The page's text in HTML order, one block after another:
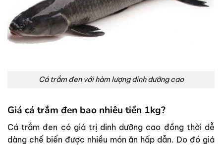
Cá trắm đen với hàm lượng dinh dưỡng cao
Giá cá trắm đen bao nhiêu tiền 1kg?
Cá trắm đen có giá trị dinh dưỡng cao đồng thời dễ
dàng chế biến được nhiều món ăn hấp dẫn. Do đó giá